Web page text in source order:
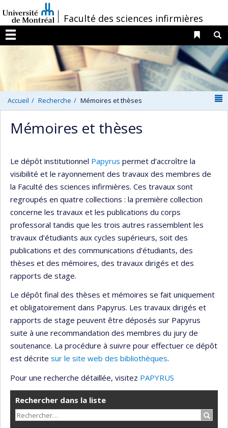
au
contenu
/Faculté des sciences infirmières
Menu
Liens
Accueil Recherche Mémoires et thèses
Mémoires et thèses
Le dépôt institutionnel Papyrus permet d’accroître la
visibilité et le rayonnement des travaux des membres de
la Faculté des sciences infirmières. Ces travaux sont
regroupés en quatre collections : la première collection
concerne les travaux et les publications du corps
professoral tandis que les trois autres rassemblent les
travaux d’étudiants aux cycles supérieurs, soit des
publications et des communications d’étudiants, des
thèses et des mémoires, des travaux dirigés et des
rapports de stage.
Le dépôt final des thèses et mémoires se fait uniquement
et obligatoirement dans Papyrus. Les travaux dirigés et
rapports de stage peuvent être déposés sur Papyrus
suite à une recommandation des membres du jury de
soutenance. La procédure à suivre pour effectuer ce dépôt
est décrite sur le site web des bibliothèques.
Pour une recherche détaillée, visitez PAPYRUS
Rechercher dans la liste